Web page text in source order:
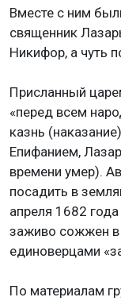
Вместе с ним
священник
Никифор, а чуть
Присланный
«перед всем
казнь
Епифанием,
времени умер).
посадить в
апреля 1682
заживо сожжен в
единоверцами
По материалам